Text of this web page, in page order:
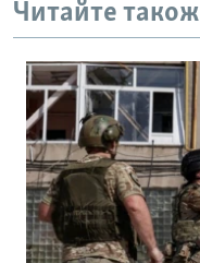
Читайте також